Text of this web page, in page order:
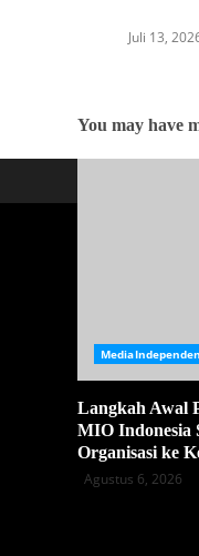
Juli 13,
You may have
Langkah Awal
MIO Indonesia
Organisasi ke
Agustus 6, 2026